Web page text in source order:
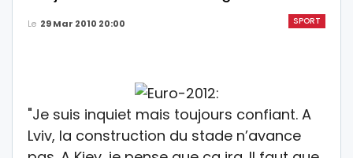
SPORT
Le 29 Mar 2010 20:00
"Je suis inquiet mais toujours confiant. A
Lviv, la construction du stade n’avance